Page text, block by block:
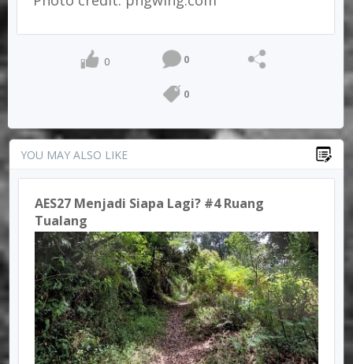
0 0
0
YOU MAY ALSO LIKE
AES27 Menjadi Siapa Lagi? #4 Ruang
Tualang